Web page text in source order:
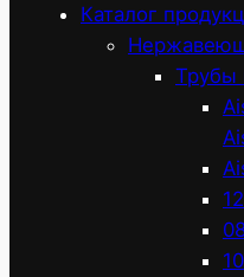
Каталог
Трубы